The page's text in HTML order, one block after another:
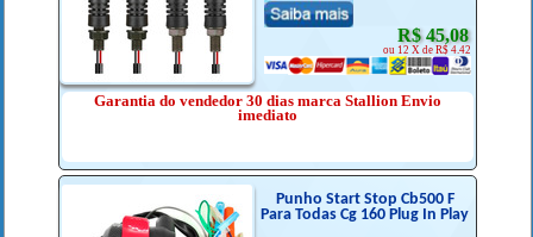
R$ 45,08
ou 12 X de R$ 4.42
Garantia do vendedor 30 dias marca Stallion Envio
imediato
Punho Start Stop Cb500 F
Para Todas Cg 160 Plug In Play